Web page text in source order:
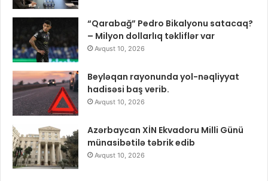
“Qarabağ” Pedro Bikalyonu satacaq?
– Milyon dollarlıq təkliflər var
Avqust 10, 2026
Beyləqan rayonunda yol-nəqliyyat
hadisəsi baş verib.
Avqust 10, 2026
Azərbaycan XİN Ekvadoru Milli Günü
münasibətilə təbrik edib
Avqust 10, 2026